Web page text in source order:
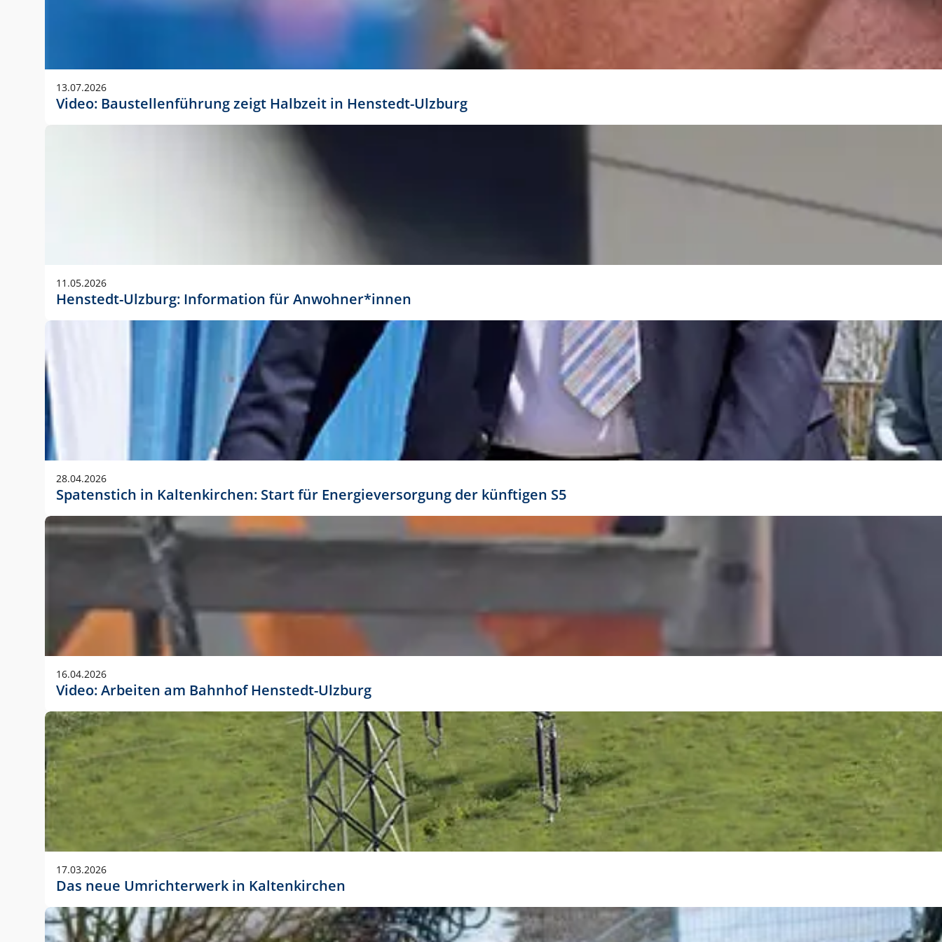
Anwendungsgröße im Layout:
Die Logohöhe beträgt 4 – 10 % der jeweiligen Formathöhe. Daraus ergeben sich für gängige Formate
folgende fest definierte Anwendungsgrößen im Layout:
DIN A3 – 15 mm hoch (5 %)
DIN A1 – 39 mm hoch (5 %)
DIN lang – 10 mm hoch (5 %)
1080 x 1080 px – 78 px hoch (7 %)
In Ausnahmefällen darf das Logo jedoch auch größer oder kleiner gesetzt werden. Dazu bedarf es jedoch
stets der vorherigen Absprache mit der Marketingabteilung.
13.07.2026
Video: Baustellenführung zeigt Halbzeit in Henstedt-Ulzburg
11.05.2026
Henstedt-Ulzburg: Information für Anwohner*innen
28.04.2026
Spatenstich in Kaltenkirchen: Start für Energieversorgung der künftigen S5
16.04.2026
Video: Arbeiten am Bahnhof Henstedt-Ulzburg
17.03.2026
Das neue Umrichterwerk in Kaltenkirchen